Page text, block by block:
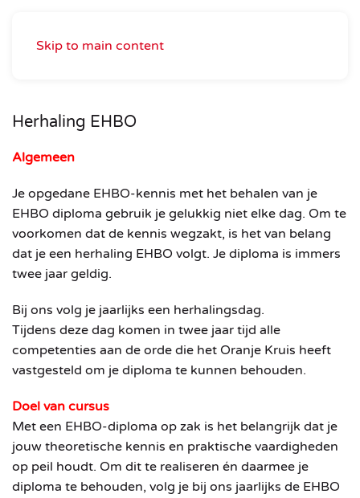
Skip to main content
Herhaling EHBO
Algemeen
Je opgedane EHBO-kennis met het behalen van je
EHBO diploma gebruik je gelukkig niet elke dag. Om te
voorkomen dat de kennis wegzakt, is het van belang
dat je een herhaling EHBO volgt. Je diploma is immers
twee jaar geldig.
Bij ons volg je jaarlijks een herhalingsdag.
Tijdens deze dag komen in twee jaar tijd alle
competenties aan de orde die het Oranje Kruis heeft
vastgesteld om je diploma te kunnen behouden.
Doel van cursus
Met een EHBO-diploma op zak is het belangrijk dat je
jouw theoretische kennis en praktische vaardigheden
op peil houdt. Om dit te realiseren én daarmee je
diploma te behouden, volg je bij ons jaarlijks de EHBO